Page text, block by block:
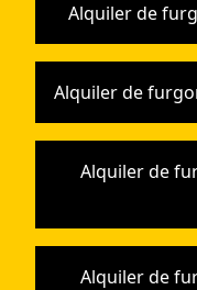
Alquiler de
Alquiler de
Alquiler de
Alquiler de